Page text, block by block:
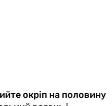
окріп на половину